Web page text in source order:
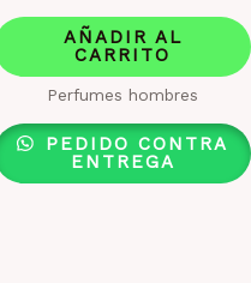
AÑADIR AL
CARRITO
Perfumes hombres
PEDIDO CONTRA
ENTREGA